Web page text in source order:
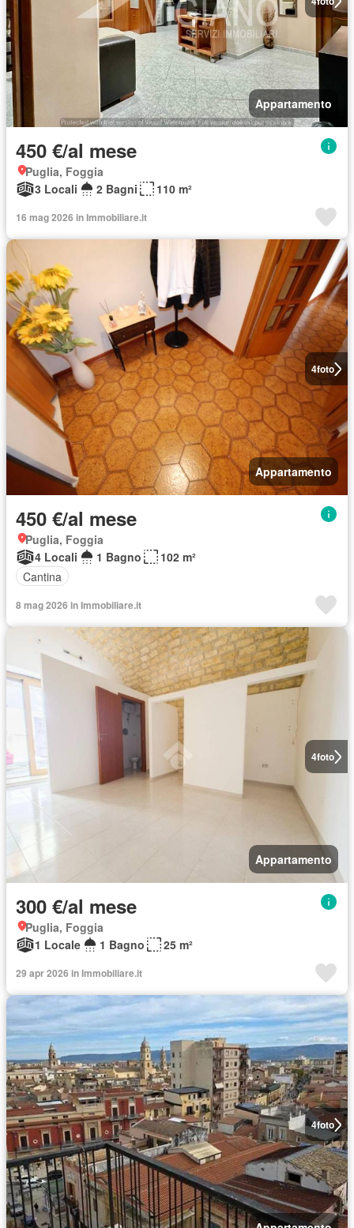
Appartamento
450 €/al mese
Puglia, Foggia
3 Locali
2 Bagni 110 m²
16 mag 2026 in Immobiliare.it
4foto
Appartamento
450 €/al mese
Puglia, Foggia
4 Locali
1 Bagno
102 m²
Cantina
8 mag 2026 in Immobiliare.it
4foto
Appartamento
300 €/al mese
Puglia, Foggia
1 Locale
1 Bagno 25 m²
29 apr 2026 in Immobiliare.it
4foto